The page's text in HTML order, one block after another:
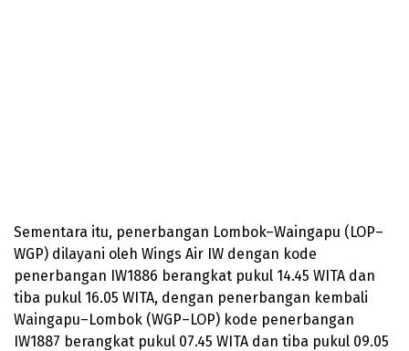
Sementara itu, penerbangan Lombok–Waingapu (LOP–
WGP) dilayani oleh Wings Air IW dengan kode
penerbangan IW1886 berangkat pukul 14.45 WITA dan
tiba pukul 16.05 WITA, dengan penerbangan kembali
Waingapu–Lombok (WGP–LOP) kode penerbangan
IW1887 berangkat pukul 07.45 WITA dan tiba pukul 09.05